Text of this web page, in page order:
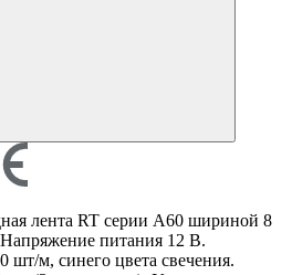
лента RT серии A60 шириной 8
питания 12 В.
шт/м, синего цвета свечения.